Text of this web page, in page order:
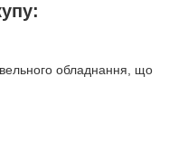
обладнання, що